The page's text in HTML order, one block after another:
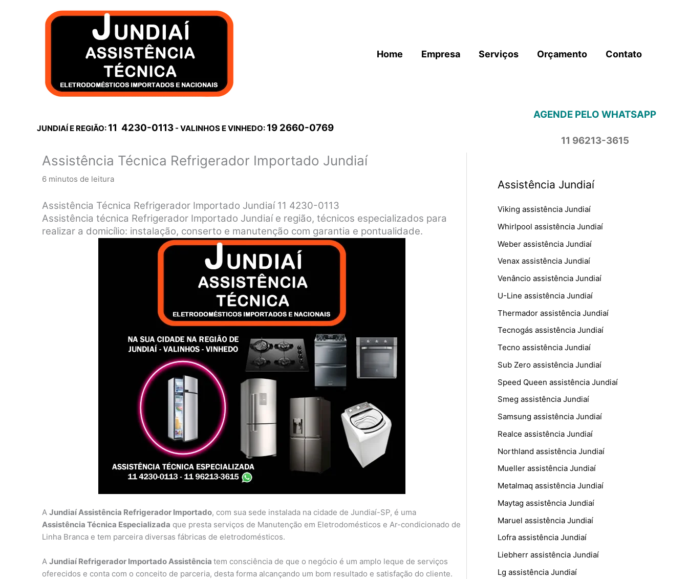
Home Empresa Serviços Orçamento Contato
JUNDIAÍ E REGIÃO: 11 4230-0113 - VALINHOS E VINHEDO: 19 2660-0769
AGENDE PELO WHATSAPP
11 96213-3615
Assistência Técnica Refrigerador Importado Jundiaí
6 minutos de leitura
Assistência Técnica Refrigerador Importado Jundiaí 11 4230-0113
Assistência técnica Refrigerador Importado Jundiaí e região, técnicos especializados para
realizar a domicílio: instalação, conserto e manutenção com garantia e pontualidade.
A Jundiaí Assistência Refrigerador Importado, com sua sede instalada na cidade de Jundiaí-SP, é uma
Assistência Técnica Especializada que presta serviços de Manutenção em Eletrodomésticos e Ar-condicionado de
Linha Branca e tem parceira diversas fábricas de eletrodomésticos.
A Jundiaí Refrigerador Importado Assistência tem consciência de que o negócio é um amplo leque de serviços
oferecidos e conta com o conceito de parceria, desta forma alcançando um bom resultado e satisfação do cliente.
Assistência Jundiaí
Viking assistência Jundiaí
Whirlpool assistência Jundiaí
Weber assistência Jundiaí
Venax assistência Jundiaí
Venâncio assistência Jundiaí
U-Line assistência Jundiaí
Thermador assistência Jundiaí
Tecnogás assistência Jundiaí
Tecno assistência Jundiaí
Sub Zero assistência Jundiaí
Speed Queen assistência Jundiaí
Smeg assistência Jundiaí
Samsung assistência Jundiaí
Realce assistência Jundiaí
Northland assistência Jundiaí
Mueller assistência Jundiaí
Metalmaq assistência Jundiaí
Maytag assistência Jundiaí
Maruel assistência Jundiaí
Lofra assistência Jundiaí
Liebherr assistência Jundiaí
Lg assistência Jundiaí